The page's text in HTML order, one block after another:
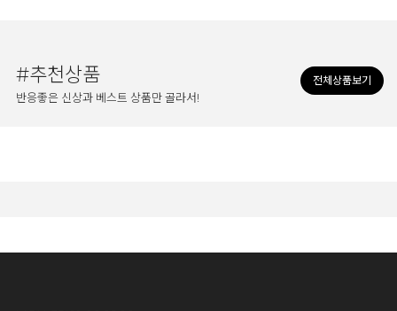
전체상품보기
#추천상품
반응좋은 신상과 베스트 상품만 골라서!